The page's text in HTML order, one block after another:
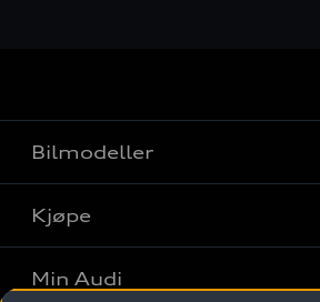
Bilmodeller
Finn din Audi
Sammenlign bilmodeller
Kjøpe
Kjøpshjelp
Min Audi